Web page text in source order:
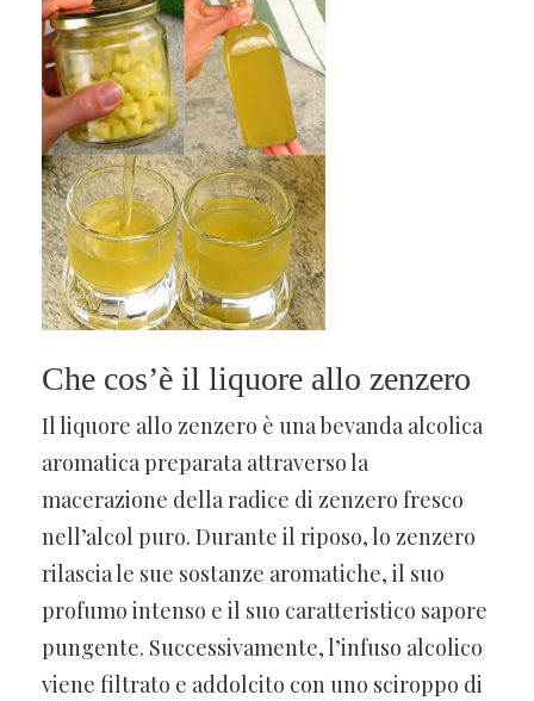
Che cos’è il liquore allo zenzero
Il liquore allo zenzero è una bevanda alcolica
aromatica preparata attraverso la
macerazione della radice di zenzero fresco
nell’alcol puro. Durante il riposo, lo zenzero
rilascia le sue sostanze aromatiche, il suo
profumo intenso e il suo caratteristico sapore
pungente. Successivamente, l’infuso alcolico
viene filtrato e addolcito con uno sciroppo di